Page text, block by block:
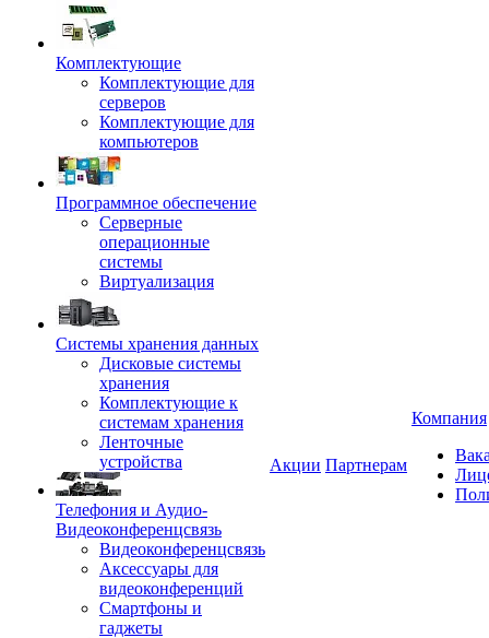
Комплектующие
Комплектующие для
серверов
Комплектующие для
компьютеров
Программное обеспечение
Серверные
операционные
системы
Виртуализация
Системы хранения данных
Дисковые системы
хранения
Комплектующие к
системам хранения
Ленточные
устройства
Телефония и Аудио-
Видеоконференцсвязь
Видеоконференцсвязь
Аксессуары для
видеоконференций
Смартфоны и
гаджеты
Акции Партнерам
Компания